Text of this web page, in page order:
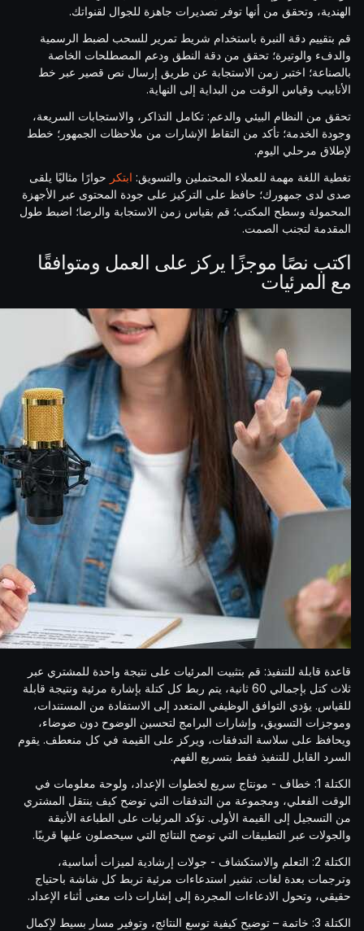
الهندية، وتحقق من أنها توفر تصديرات جاهزة للجوال لقنواتك.
قم بتقييم دقة النبرة باستخدام شريط تمرير للسحب لضبط الرسمية
والدفء والوتيرة؛ تحقق من دقة النطق ودعم المصطلحات الخاصة
بالصناعة؛ اختبر زمن الاستجابة عن طريق إرسال نص قصير عبر خط
الأنابيب وقياس الوقت من البداية إلى النهاية.
تحقق من النظام البيئي والدعم: تكامل التذاكر، والاستجابات السريعة،
وجودة الخدمة؛ تأكد من التقاط الإشارات من ملاحظات الجمهور؛ خطط
لإطلاق مرحلي اليوم.
تغطية اللغة مهمة للعملاء المحتملين والتسويق: ابتكر حوارًا مثاليًا يلقى
صدى لدى جمهورك؛ حافظ على التركيز على جودة المحتوى عبر الأجهزة
المحمولة وسطح المكتب؛ قم بقياس زمن الاستجابة والرضا؛ اضبط طول
المقدمة لتجنب الصمت.
اكتب نصًا موجزًا يركز على العمل ومتوافقًا
مع المرئيات
قاعدة قابلة للتنفيذ: قم بتثبيت المرئيات على نتيجة واحدة للمشتري عبر
ثلاث كتل بإجمالي 60 ثانية، يتم ربط كل كتلة بإشارة مرئية ونتيجة قابلة
للقياس. يؤدي التوافق الوظيفي المتعدد إلى الاستفادة من المستندات،
وموجزات التسويق، وإشارات البرامج لتحسين الوضوح دون ضوضاء،
ويحافظ على سلاسة التدفقات، ويركز على القيمة في كل منعطف. يقوم
السرد القابل للتنفيذ فقط بتسريع الفهم.
الكتلة 1: خطاف - مونتاج سريع لخطوات الإعداد، ولوحة معلومات في
الوقت الفعلي، ومجموعة من التدفقات التي توضح كيف ينتقل المشتري
من التسجيل إلى القيمة الأولى. تؤكد المرئيات على الطباعة الأنيقة
والجولات عبر التطبيقات التي توضح النتائج التي سيحصلون عليها قريبًا.
الكتلة 2: التعلم والاستكشاف - جولات إرشادية لميزات أساسية،
وترجمات بعدة لغات. تشير استدعاءات مرئية تربط كل شاشة باحتياج
حقيقي، وتحول الادعاءات المجردة إلى إشارات ذات معنى أثناء الإعداد.
الكتلة 3: خاتمة – توضيح كيفية توسع النتائج، وتوفير مسار بسيط لإكمال